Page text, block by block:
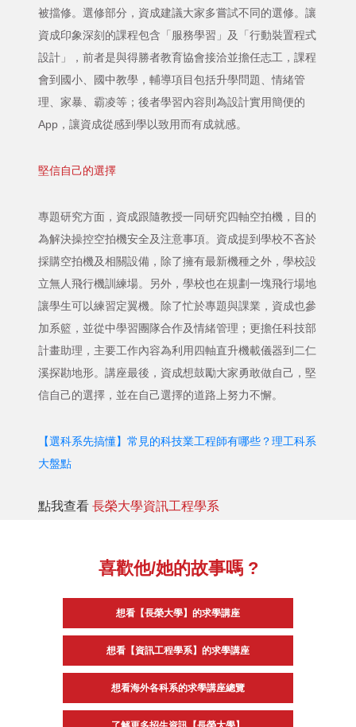
被擋修。選修部分，資成建議大家多嘗試不同的選修。讓
資成印象深刻的課程包含「服務學習」及「行動裝置程式
設計」，前者是與得勝者教育協會接洽並擔任志工，課程
會到國小、國中教學，輔導項目包括升學問題、情緒管
理、家暴、霸凌等；後者學習內容則為設計實用簡便的
App，讓資成從感到學以致用而有成就感。
堅信自己的選擇
專題研究方面，資成跟隨教授一同研究四軸空拍機，目的
為解決操控空拍機安全及注意事項。資成提到學校不吝於
採購空拍機及相關設備，除了擁有最新機種之外，學校設
立無人飛行機訓練場。另外，學校也在規劃一塊飛行場地
讓學生可以練習定翼機。除了忙於專題與課業，資成也參
加系籃，並從中學習團隊合作及情緒管理；更擔任科技部
計畫助理，主要工作內容為利用四軸直升機載儀器到二仁
溪探勘地形。講座最後，資成想鼓勵大家勇敢做自己，堅
信自己的選擇，並在自己選擇的道路上努力不懈。
【選科系先搞懂】常見的科技業工程師有哪些？理工科系
大盤點
點我查看 長榮大學資訊工程學系
喜歡他/她的故事嗎 ?
想看【長榮大學】的求學講座
想看【資訊工程學系】的求學講座
想看海外各科系的求學講座總覽